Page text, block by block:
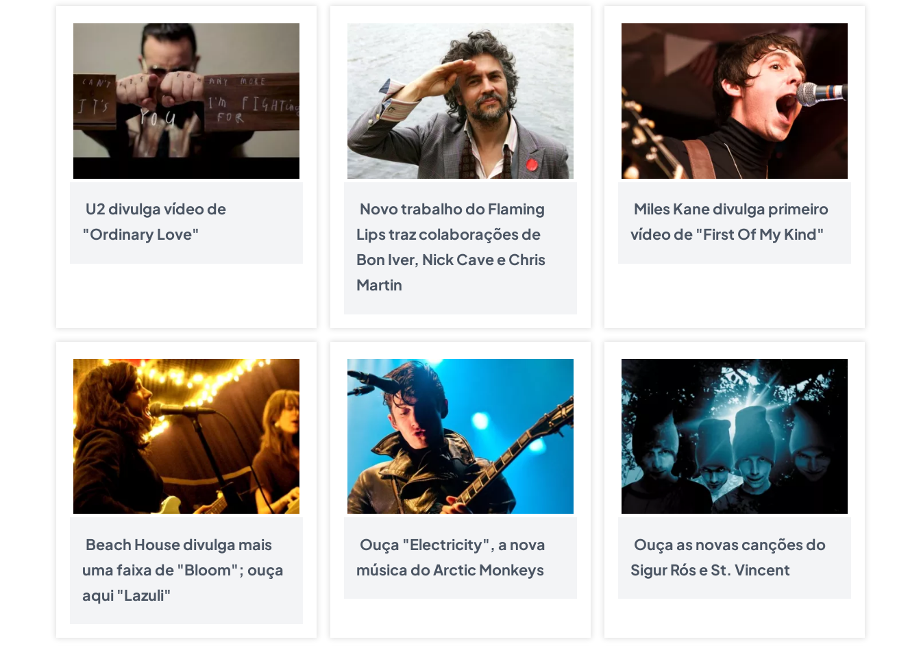
U2 divulga vídeo de
"Ordinary Love"
Novo trabalho do Flaming
Lips traz colaborações de
Bon Iver, Nick Cave e Chris
Martin
Miles Kane divulga primeiro
vídeo de "First Of My Kind"
Beach House divulga mais
uma faixa de "Bloom"; ouça
aqui "Lazuli"
Ouça "Electricity", a nova
música do Arctic Monkeys
Ouça as novas canções do
Sigur Rós e St. Vincent